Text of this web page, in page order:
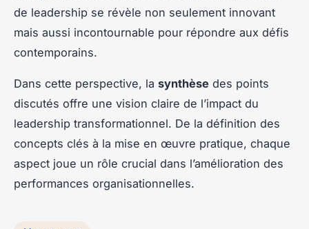
de leadership se révèle non seulement innovant
mais aussi incontournable pour répondre aux défis
contemporains.
Dans cette perspective, la synthèse des points
discutés offre une vision claire de l’impact du
leadership transformationnel. De la définition des
concepts clés à la mise en œuvre pratique, chaque
aspect joue un rôle crucial dans l’amélioration des
performances organisationnelles.